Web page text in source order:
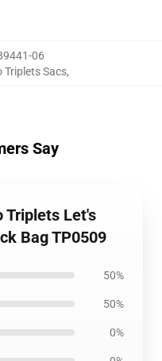
06
Triplets Sacs,
Say
Triplets Let's
Bag TP0509
50%
50%
0%